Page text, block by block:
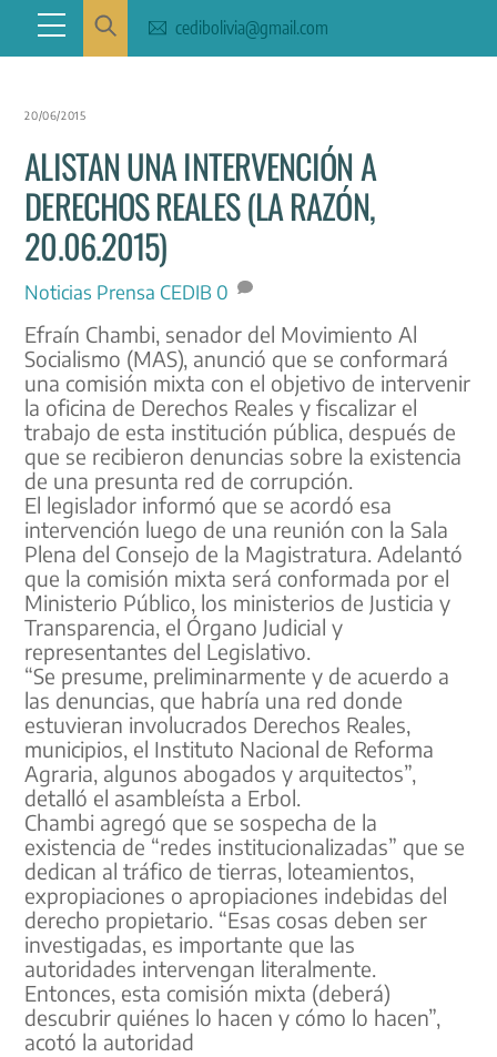
content
Menu cedibolivia@gmail.com
20/06/2015
ALISTAN UNA INTERVENCIÓN A
DERECHOS REALES (LA RAZÓN,
20.06.2015)
Noticias Prensa CEDIB 0
Efraín Chambi, senador del Movimiento Al
Socialismo (MAS), anunció que se conformará
una comisión mixta con el objetivo de intervenir
la oficina de Derechos Reales y fiscalizar el
trabajo de esta institución pública, después de
que se recibieron denuncias sobre la existencia
de una presunta red de corrupción.
El legislador informó que se acordó esa
intervención luego de una reunión con la Sala
Plena del Consejo de la Magistratura. Adelantó
que la comisión mixta será conformada por el
Ministerio Público, los ministerios de Justicia y
Transparencia, el Órgano Judicial y
representantes del Legislativo.
“Se presume, preliminarmente y de acuerdo a
las denuncias, que habría una red donde
estuvieran involucrados Derechos Reales,
municipios, el Instituto Nacional de Reforma
Agraria, algunos abogados y arquitectos”,
detalló el asambleísta a Erbol.
Chambi agregó que se sospecha de la
existencia de “redes institucionalizadas” que se
dedican al tráfico de tierras, loteamientos,
expropiaciones o apropiaciones indebidas del
derecho propietario. “Esas cosas deben ser
investigadas, es importante que las
autoridades intervengan literalmente.
Entonces, esta comisión mixta (deberá)
descubrir quiénes lo hacen y cómo lo hacen”,
acotó la autoridad